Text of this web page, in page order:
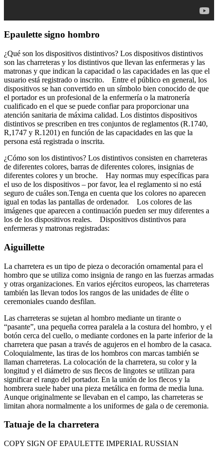
Epaulette signo hombro
¿Qué son los dispositivos distintivos? Los dispositivos distintivos
son las charreteras y los distintivos que llevan las enfermeras y las
matronas y que indican la capacidad o las capacidades en las que el
usuario está registrado o inscrito. Entre el público en general, los
dispositivos se han convertido en un símbolo bien conocido de que
el portador es un profesional de la enfermería o la matronería
cualificado en el que se puede confiar para proporcionar una
atención sanitaria de máxima calidad. Los distintos dispositivos
distintivos se prescriben en tres conjuntos de reglamentos (R.1740,
R,1747 y R.1201) en función de las capacidades en las que la
persona está registrada o inscrita.
¿Cómo son los distintivos? Los distintivos consisten en charreteras
de diferentes colores, barras de diferentes colores, insignias de
diferentes colores y un broche. Hay normas muy específicas para
el uso de los dispositivos – por favor, lea el reglamento si no está
seguro de cuáles son.Tenga en cuenta que los colores no aparecen
igual en todas las pantallas de ordenador. Los colores de las
imágenes que aparecen a continuación pueden ser muy diferentes a
los de los dispositivos reales. Dispositivos distintivos para
enfermeras y matronas registradas:
Aiguillette
La charretera es un tipo de pieza o decoración ornamental para el
hombro que se utiliza como insignia de rango en las fuerzas armadas
y otras organizaciones. En varios ejércitos europeos, las charreteras
también las llevan todos los rangos de las unidades de élite o
ceremoniales cuando desfilan.
Las charreteras se sujetan al hombro mediante un tirante o
“pasante”, una pequeña correa paralela a la costura del hombro, y el
botón cerca del cuello, o mediante cordones en la parte inferior de la
charretera que pasan a través de agujeros en el hombro de la casaca.
Coloquialmente, las tiras de los hombros con marcas también se
llaman charreteras. La colocación de la charretera, su color y la
longitud y el diámetro de sus flecos de lingotes se utilizan para
significar el rango del portador. En la unión de los flecos y la
hombrera suele haber una pieza metálica en forma de media luna.
Aunque originalmente se llevaban en el campo, las charreteras se
limitan ahora normalmente a los uniformes de gala o de ceremonia.
Tatuaje de la charretera
COPY SIGN OF EPAULETTE IMPERIAL RUSSIAN